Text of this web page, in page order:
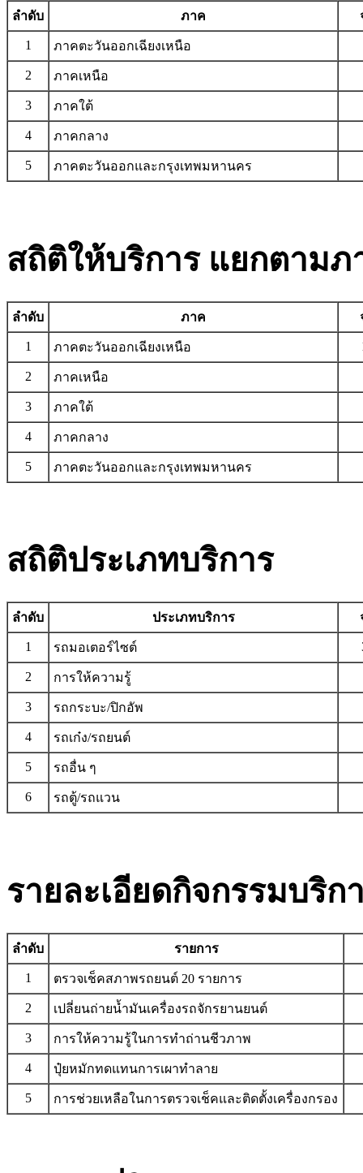
ลำดับ ภาค
1 ภาคตะวันออกเฉียงเหนือ
2 ภาคเหนือ
3 ภาคใต้
4 ภาคกลาง
5 ภาคตะวันออกและกรุงเทพมหานคร
สถิติให้บริการ แยกตามภ
ลำดับ ภาค
1 ภาคตะวันออกเฉียงเหนือ
2 ภาคเหนือ
3 ภาคใต้
4 ภาคกลาง
5 ภาคตะวันออกและกรุงเทพมหานคร
สถิติประเภทบริการ
ลำดับ ประเภทบริการ
1 รถมอเตอร์ไซต์
2 การให้ความรู้
3 รถกระบะ/ปิกอัพ
4 รถเก๋ง/รถยนต์
5 รถอื่น ๆ
6 รถตู้/รถแวน
รายละเอียดกิจกรรมบริก
ลำดับ รายการ
1 ตรวจเช็คสภาพรถยนต์ 20 รายการ
2 เปลี่ยนถ่ายน้ำมันเครื่องรถจักรยานยนต์
3 การให้ความรู้ในการทำถ่านชีวภาพ
4 ปุ๋ยหมักทดแทนการเผาทำลาย
5 การช่วยเหลือในการตรวจเช็คและติดตั้งเครื่องกรอง